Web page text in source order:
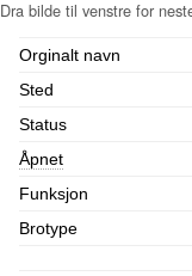
Orginalt navn
Sted
Status
Åpnet
Funksjon
Brotype